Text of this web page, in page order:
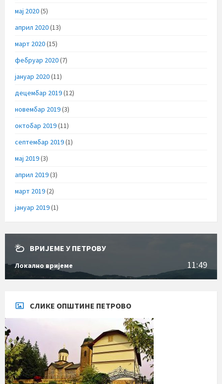
мај 2020(5)
април 2020(13)
март 2020(15)
фебруар 2020(7)
јануар 2020(11)
децембар 2019(12)
новембар 2019(3)
октобар 2019(11)
септембар 2019(1)
мај 2019(3)
април 2019(3)
март 2019(2)
јануар 2019(1)
ВРИЈЕМЕ У ПЕТРОВУ
Локално вријеме 11:49
СЛИКЕ ОПШТИНЕ ПЕТРОВО